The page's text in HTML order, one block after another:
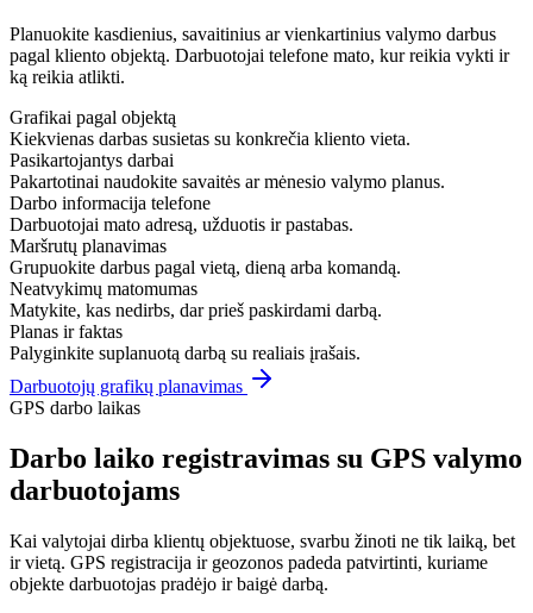
Planuokite kasdienius, savaitinius ar vienkartinius valymo darbus
pagal kliento objektą. Darbuotojai telefone mato, kur reikia vykti ir
ką reikia atlikti.
Grafikai pagal objektą
Kiekvienas darbas susietas su konkrečia kliento vieta.
Pasikartojantys darbai
Pakartotinai naudokite savaitės ar mėnesio valymo planus.
Darbo informacija telefone
Darbuotojai mato adresą, užduotis ir pastabas.
Maršrutų planavimas
Grupuokite darbus pagal vietą, dieną arba komandą.
Neatvykimų matomumas
Matykite, kas nedirbs, dar prieš paskirdami darbą.
Planas ir faktas
Palyginkite suplanuotą darbą su realiais įrašais.
Darbuotojų grafikų planavimas
GPS darbo laikas
Darbo laiko registravimas su GPS valymo
darbuotojams
Kai valytojai dirba klientų objektuose, svarbu žinoti ne tik laiką, bet
ir vietą. GPS registracija ir geozonos padeda patvirtinti, kuriame
objekte darbuotojas pradėjo ir baigė darbą.